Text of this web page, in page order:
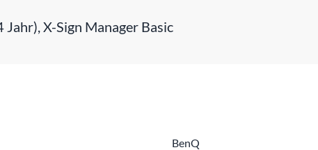
X-Sign Manager Basic
BenQ